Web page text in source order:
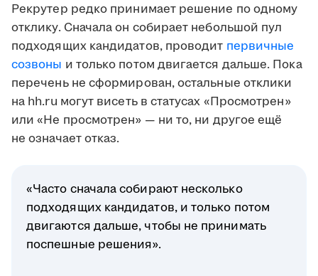
Рекрутер редко принимает решение по одному
отклику. Сначала он собирает небольшой пул
подходящих кандидатов, проводит первичные
созвоны и только потом двигается дальше. Пока
перечень не сформирован, остальные отклики
на hh.ru могут висеть в статусах «Просмотрен»
или «Не просмотрен» — ни то, ни другое ещё
не означает отказ.
«Часто сначала собирают несколько
подходящих кандидатов, и только потом
двигаются дальше, чтобы не принимать
поспешные решения».